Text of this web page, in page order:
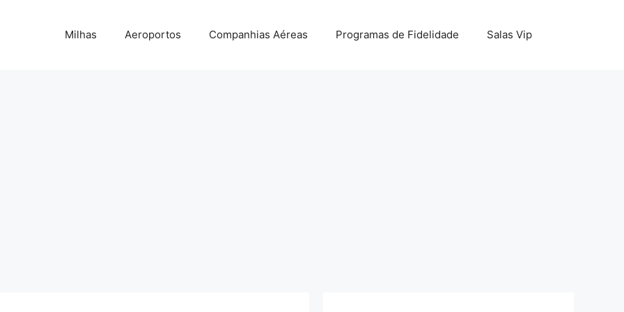
Milhas Aeroportos Companhias Aéreas Programas de Fidelidade Salas Vip